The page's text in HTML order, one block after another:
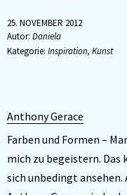
25. NOVEMBER 2012
Autor: Daniela
Kategorie: Inspiration, Kunst
Anthony Gerace
Farben und Formen –
mich zu begeistern.
sich unbedingt ansehen.